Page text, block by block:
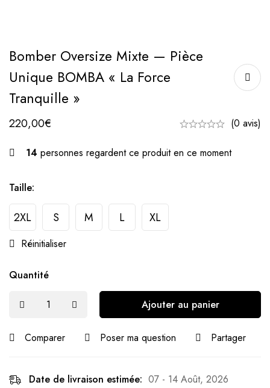
Bomber Oversize Mixte — Pièce
Unique BOMBA « La Force
Tranquille »
220,00€ (0 avis)
14 personnes regardent ce produit en ce moment
Taille:
2XL S M L XL
Réinitialiser
Quantité
Ajouter au panier
Comparer Poser ma question Partager
Date de livraison estimée: 07 - 14 Août, 2026